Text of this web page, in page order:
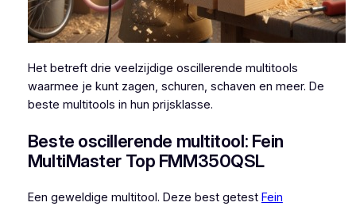
Het betreft drie veelzijdige oscillerende multitools
waarmee je kunt zagen, schuren, schaven en meer. De
beste multitools in hun prijsklasse.
Beste oscillerende multitool: Fein
MultiMaster Top FMM350QSL
Een geweldige multitool. Deze best getest Fein